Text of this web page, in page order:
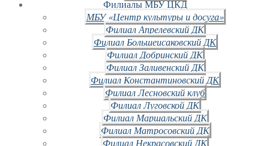
Филиалы МБУ ЦКД
МБУ «Центр культуры и досуга»
Филиал Апрелевский ДК
Филиал Большеисаковский ДК
Филиал Добринский ДК
Филиал Заливенский ДК
Филиал Константиновский ДК
Филиал Лесновский клуб
Филиал Луговской ДК
Филиал Маршальский ДК
Филиал Матросовский ДК
Филиал Некрасовский ДК